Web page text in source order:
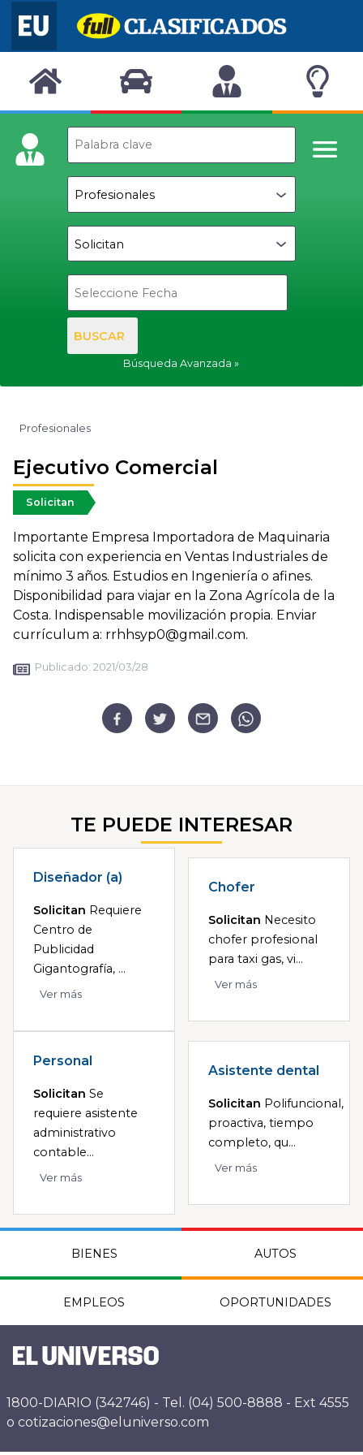
BUSCAR
Búsqueda Avanzada
Profesionales
Ejecutivo Comercial
Solicitan
Importante Empresa Importadora de Maquinaria
solicita con experiencia en Ventas Industriales de
mínimo 3 años. Estudios en Ingeniería o afines.
Disponibilidad para viajar en la Zona Agrícola de la
Costa. Indispensable movilización propia. Enviar
currículum a: rrhhsyp0@gmail.com.
Publicado: 2021/03/28
TE PUEDE INTERESAR
Diseñador (a)
Solicitan Requiere
Centro de
Publicidad
Gigantografía, ...
Ver más
Chofer
Solicitan Necesito
chofer profesional
para taxi gas, vi...
Ver más
Personal
Solicitan Se
requiere asistente
administrativo
contable...
Ver más
Asistente dental
Solicitan Polifuncional,
proactiva, tiempo
completo, qu...
Ver más
BIENES AUTOS
EMPLEOS OPORTUNIDADES
1800-DIARIO (342746) - Tel. (04) 500-8888 - Ext 4555
o cotizaciones@eluniverso.com